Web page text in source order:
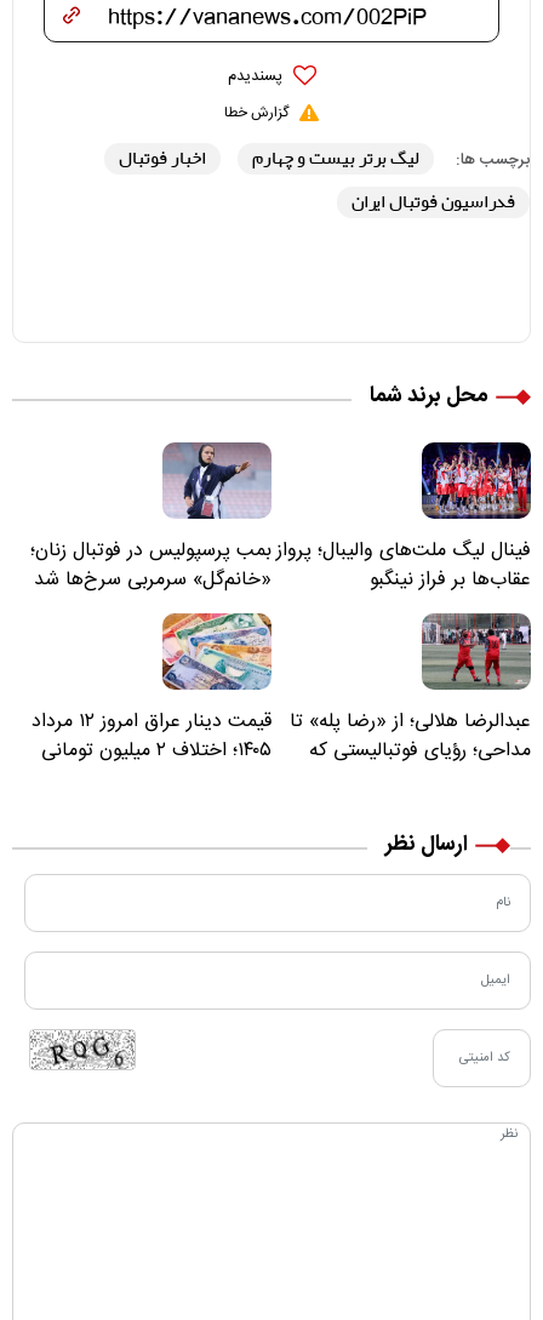
پسندیدم
گزارش خطا
برچسب ها: لیگ برتر بیست و چهارم
اخبار فوتبال
فدراسیون فوتبال ایران
محل برند شما
فینال لیگ ملت‌های والیبال؛ پرواز
عقاب‌ها بر فراز نینگبو
بمب پرسپولیس در فوتبال زنان؛
«خانم‌گل» سرمربی سرخ‌ها شد
عبدالرضا هلالی؛ از «رضا پله» تا
مداحی؛ رؤیای فوتبالیستی که
قیمت دینار عراق امروز ۱۲ مرداد
۱۴۰۵؛ اختلاف ۲ میلیون تومانی
ارسال نظر